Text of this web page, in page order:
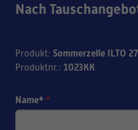
Nach
Produkt: Sommerzelle ILTO
Produktnr.: 1023KK
Name* *